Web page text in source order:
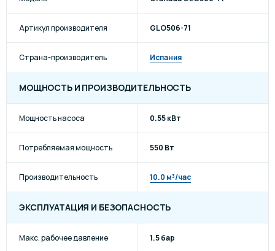
Артикул производителя GLO506-71
Страна-производитель Испания
МОЩНОСТЬ И ПРОИЗВОДИТЕЛЬНОСТЬ
Мощность насоса 0.55 кВт
Потребляемая мощность 550 Вт
Производительность 10.0 м³/час
ЭКСПЛУАТАЦИЯ И БЕЗОПАСНОСТЬ
Макс. рабочее давление 1.5 бар